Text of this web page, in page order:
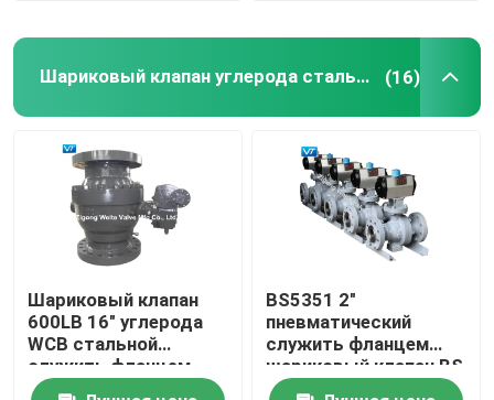
Шариковый клапан углерода стальной служить фланцем (16)
Шариковый клапан
600LB 16" углерода
WCB стальной
служить фланцем
шариковые клапаны
BS5351 2"
пневматический
служить фланцем
шариковый клапан BS
5351 класса 600